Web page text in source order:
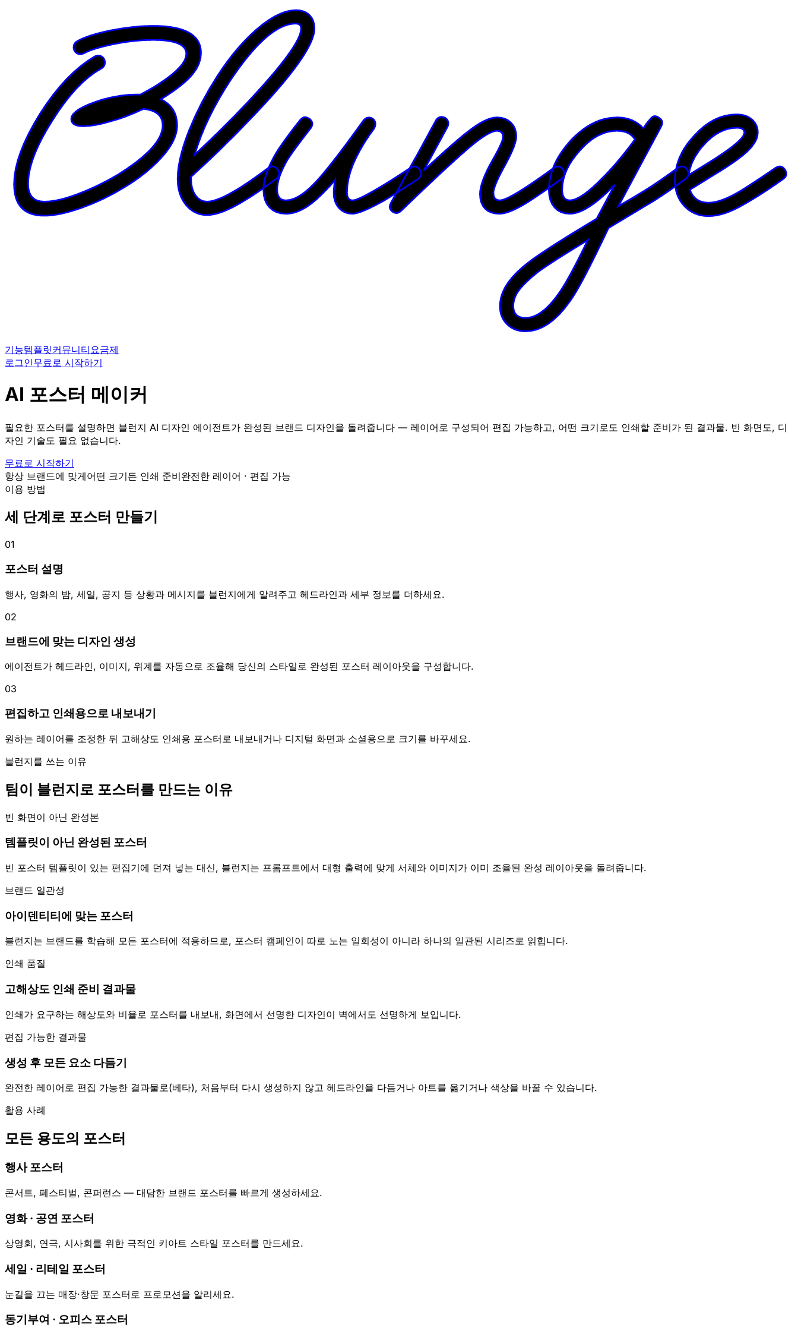
기능템플릿커뮤니티 요금제
로그인무료로 시작하기
AI 포스터 메이커
필요한 포스터를 설명하면 블런지 AI 디자인 에이전트가 완성된 브랜드 디자인을 돌려줍니다 — 레이어로 구성되어 편집 가능하고, 어떤 크기로도 인쇄할 준비가 된 결과물. 빈 화면도, 디
자인 기술도 필요 없습니다.
무료로 시작하기
항상 브랜드에 맞게어떤 크기든 인쇄 준비완전한 레이어 · 편집 가능
이용 방법
세 단계로 포스터 만들기
01
포스터 설명
행사, 영화의 밤, 세일, 공지 등 상황과 메시지를 블런지에게 알려주고 헤드라인과 세부 정보를 더하세요.
02
브랜드에 맞는 디자인 생성
에이전트가 헤드라인, 이미지, 위계를 자동으로 조율해 당신의 스타일로 완성된 포스터 레이아웃을 구성합니다.
03
편집하고 인쇄용으로 내보내기
원하는 레이어를 조정한 뒤 고해상도 인쇄용 포스터로 내보내거나 디지털 화면과 소셜용으로 크기를 바꾸세요.
블런지를 쓰는 이유
팀이 블런지로 포스터를 만드는 이유
빈 화면이 아닌 완성본
템플릿이 아닌 완성된 포스터
빈 포스터 템플릿이 있는 편집기에 던져 넣는 대신, 블런지는 프롬프트에서 대형 출력에 맞게 서체와 이미지가 이미 조율된 완성 레이아웃을 돌려줍니다.
브랜드 일관성
아이덴티티에 맞는 포스터
블런지는 브랜드를 학습해 모든 포스터에 적용하므로, 포스터 캠페인이 따로 노는 일회성이 아니라 하나의 일관된 시리즈로 읽힙니다.
인쇄 품질
고해상도 인쇄 준비 결과물
인쇄가 요구하는 해상도와 비율로 포스터를 내보내, 화면에서 선명한 디자인이 벽에서도 선명하게 보입니다.
편집 가능한 결과물
생성 후 모든 요소 다듬기
완전한 레이어로 편집 가능한 결과물로(베타), 처음부터 다시 생성하지 않고 헤드라인을 다듬거나 아트를 옮기거나 색상을 바꿀 수 있습니다.
활용 사례
모든 용도의 포스터
행사 포스터
콘서트, 페스티벌, 콘퍼런스 — 대담한 브랜드 포스터를 빠르게 생성하세요.
영화 · 공연 포스터
상영회, 연극, 시사회를 위한 극적인 키아트 스타일 포스터를 만드세요.
세일 · 리테일 포스터
눈길을 끄는 매장·창문 포스터로 프로모션을 알리세요.
동기부여 · 오피스 포스터